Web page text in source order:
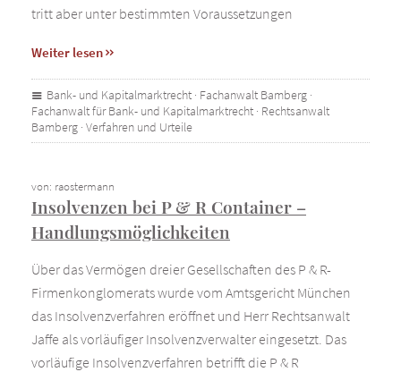
tritt aber unter bestimmten Voraussetzungen
Weiter lesen
Bank- und Kapitalmarktrecht · Fachanwalt Bamberg ·
Fachanwalt für Bank- und Kapitalmarktrecht · Rechtsanwalt
Bamberg · Verfahren und Urteile
von: raostermann
Insolvenzen bei P & R Container –
Handlungsmöglichkeiten
Über das Vermögen dreier Gesellschaften des P & R-
Firmenkonglomerats wurde vom Amtsgericht München
das Insolvenzverfahren eröffnet und Herr Rechtsanwalt
Jaffe als vorläufiger Insolvenzverwalter eingesetzt. Das
vorläufige Insolvenzverfahren betrifft die P & R